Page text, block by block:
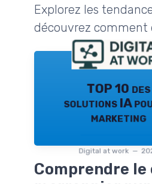
Explorez les
découvrez comment
TOP 10 des
solutions IA
marketing
Digital at work —
Comprendre le